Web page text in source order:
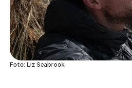
Foto: Liz Seabrook